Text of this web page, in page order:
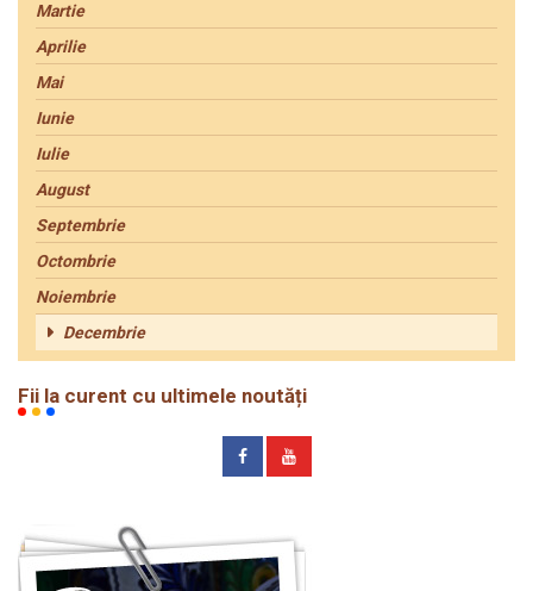
Martie
Aprilie
Mai
Iunie
Iulie
August
Septembrie
Octombrie
Noiembrie
Decembrie
Fii la curent cu ultimele noutăți